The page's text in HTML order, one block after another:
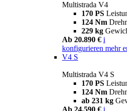
Multistrada V4
170 PS
124 Nm
229 kg
Ab 20.890 € i
konfigurieren mehr
V4 S
Multistrada V4 S
170 PS
124 Nm
ab 231 kg